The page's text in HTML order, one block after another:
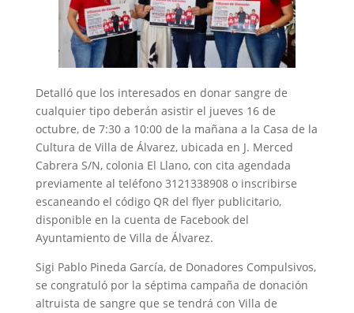
Detalló que los interesados en donar sangre de
cualquier tipo deberán asistir el jueves 16 de
octubre, de 7:30 a 10:00 de la mañana a la Casa de la
Cultura de Villa de Álvarez, ubicada en J. Merced
Cabrera S/N, colonia El Llano, con cita agendada
previamente al teléfono 3121338908 o inscribirse
escaneando el código QR del flyer publicitario,
disponible en la cuenta de Facebook del
Ayuntamiento de Villa de Álvarez.
Sigi Pablo Pineda García, de Donadores Compulsivos,
se congratuló por la séptima campaña de donación
altruista de sangre que se tendrá con Villa de